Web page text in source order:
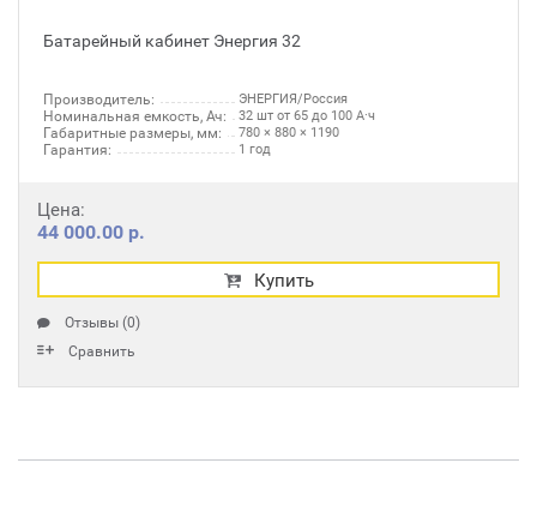
Батарейный кабинет Энергия 32
Производитель: ЭНЕРГИЯ/Россия
Номинальная емкость, Ач: 32 шт от 65 до 100 А·ч
Габаритные размеры, мм: 780 × 880 × 1190
Гарантия: 1 год
Цена:
44 000.00 р.
Купить
Отзывы (0)
Сравнить